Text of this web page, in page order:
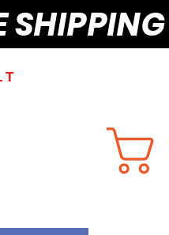
SHIPPING